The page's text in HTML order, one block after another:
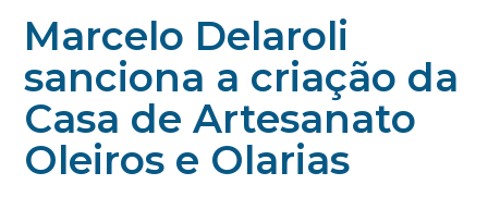
Marcelo Delaroli
sanciona a criação da
Casa de Artesanato
Oleiros e Olarias